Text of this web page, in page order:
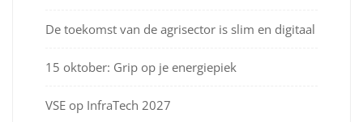
De toekomst van de agrisector is slim en digitaal
15 oktober: Grip op je energiepiek
VSE op InfraTech 2027